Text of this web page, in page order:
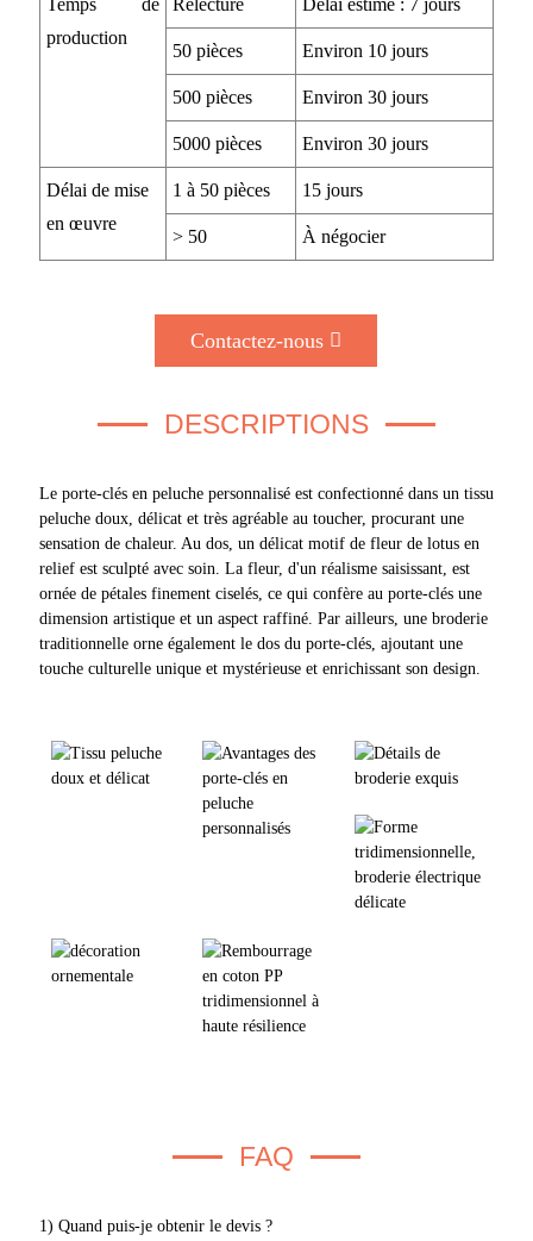
production
50 pièces Environ 10 jours
500 pièces Environ 30 jours
5000 pièces Environ 30 jours
Délai de mise
en œuvre
1 à 50 pièces 15 jours
> 50 À négocier
Contactez-nous
DESCRIPTIONS
Le porte-clés en peluche personnalisé est confectionné dans un tissu
peluche doux, délicat et très agréable au toucher, procurant une
sensation de chaleur. Au dos, un délicat motif de fleur de lotus en
relief est sculpté avec soin. La fleur, d'un réalisme saisissant, est
ornée de pétales finement ciselés, ce qui confère au porte-clés une
dimension artistique et un aspect raffiné. Par ailleurs, une broderie
traditionnelle orne également le dos du porte-clés, ajoutant une
touche culturelle unique et mystérieuse et enrichissant son design.
FAQ
1) Quand puis-je obtenir le devis ?